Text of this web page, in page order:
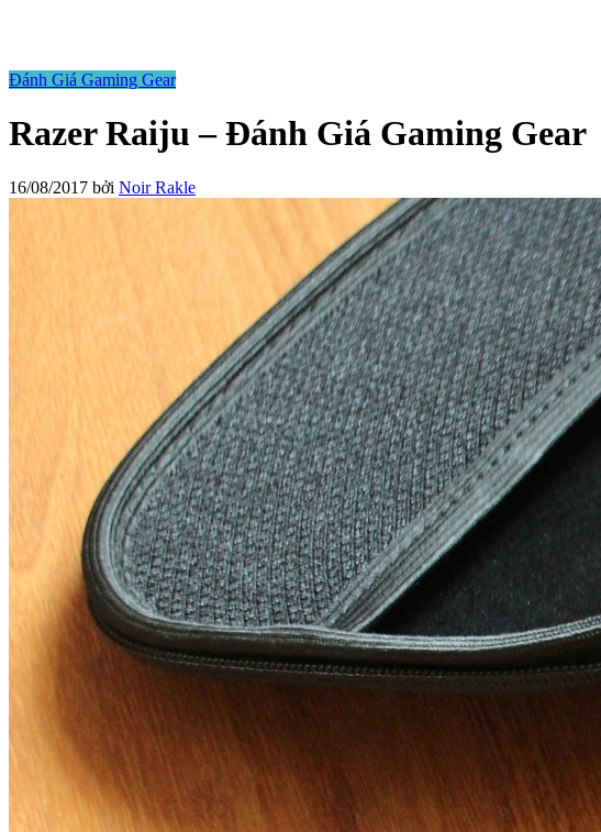
Đánh Giá Gaming Gear
Razer Raiju – Đánh Giá Gaming Gear
16/08/2017 bởi Noir Rakle